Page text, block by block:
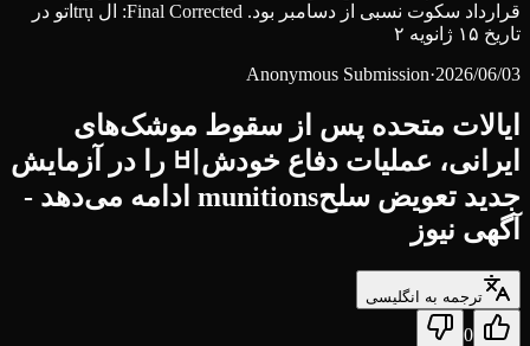
قرارداد سکوت نسبی از دسامبر بود. Final Corrected: ال trụاتو در
تاریخ ۱۵ ژانویه ۲
Anonymous Submission·2026/06/03
ایالات متحده پس از سقوط موشک‌های
ایرانی، عملیات دفاع خودش비 را در آزمایش
جدید تعویض سلحmunitions ادامه می‌دهد -
آگهی نیوز
ترجمه به انگلیسی
0